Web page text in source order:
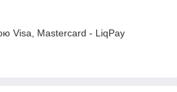
Visa, Mastercard - LiqPay